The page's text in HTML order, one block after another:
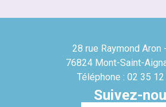
28 rue Raymond Aron
76824 Mont-Saint-
Téléphone : 02 35
Suivez-